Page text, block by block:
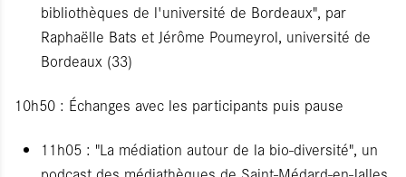
bibliothèques de l'université de Bordeaux", par
Raphaëlle Bats et Jérôme Poumeyrol, université de
Bordeaux (33)
10h50 : Échanges avec les participants puis pause
11h05 : "La médiation autour de la bio-diversité", un